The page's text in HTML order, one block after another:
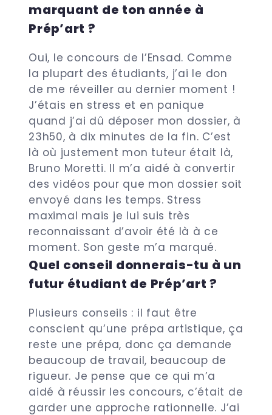
marquant de ton année à
Prép’art ?
Oui, le concours de l’Ensad. Comme
la plupart des étudiants, j’ai le don
de me réveiller au dernier moment !
J’étais en stress et en panique
quand j’ai dû déposer mon dossier, à
23h50, à dix minutes de la fin. C’est
là où justement mon tuteur était là,
Bruno Moretti. Il m’a aidé à convertir
des vidéos pour que mon dossier soit
envoyé dans les temps. Stress
maximal mais je lui suis très
reconnaissant d’avoir été là à ce
moment. Son geste m’a marqué.
Quel conseil donnerais-tu à un
futur étudiant de Prép’art ?
Plusieurs conseils : il faut être
conscient qu’une prépa artistique, ça
reste une prépa, donc ça demande
beaucoup de travail, beaucoup de
rigueur. Je pense que ce qui m’a
aidé à réussir les concours, c’était de
garder une approche rationnelle. J’ai